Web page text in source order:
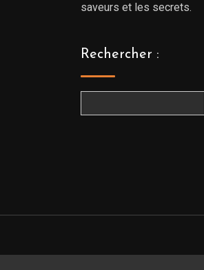
saveurs et les secrets.
Rechercher :